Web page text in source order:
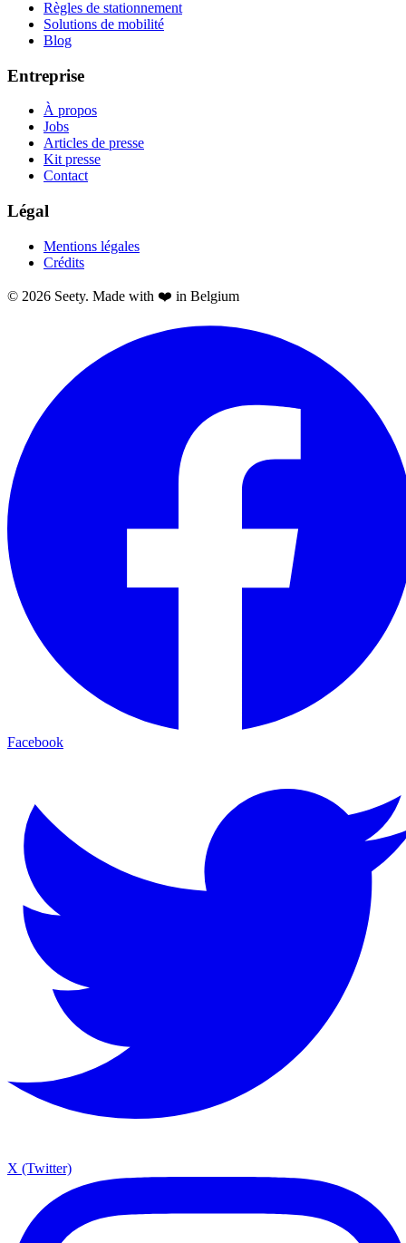
Règles de stationnement
Solutions de mobilité
Blog
Entreprise
À propos
Jobs
Articles de presse
Kit presse
Contact
Légal
Mentions légales
Crédits
© 2026 Seety. Made with ❤️ in Belgium
Facebook
X (Twitter)